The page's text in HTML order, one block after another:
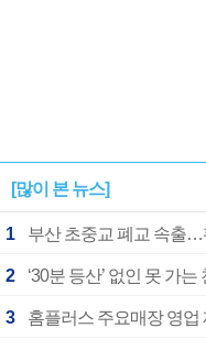
[많이 본 뉴스]
1 부산 초중교 폐교 속출…
2 ‘30분 등산’ 없인 못 가
3 홈플러스 주요매장 영업